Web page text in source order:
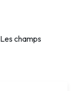
Les champs